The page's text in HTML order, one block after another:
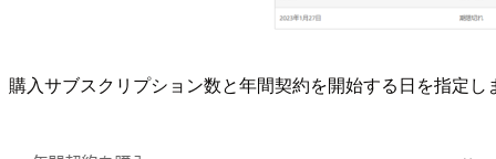
購入サブスクリプション数と年間契約を開始する日を指定し